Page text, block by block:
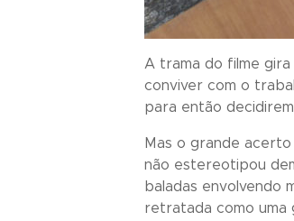
A trama do filme
conviver com o
para então
Mas o grande
não estereotipou
baladas envolvendo
retratada como uma